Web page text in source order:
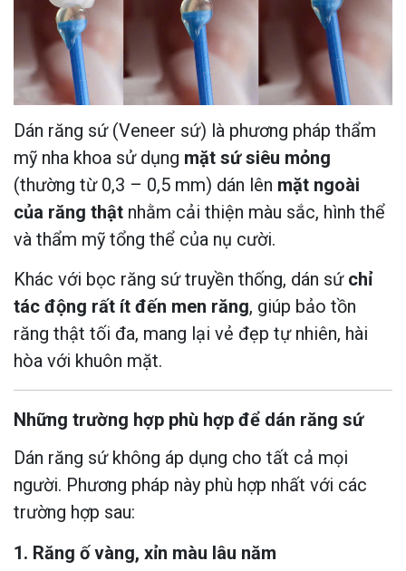
Dán răng sứ (Veneer sứ) là phương pháp thẩm
mỹ nha khoa sử dụng mặt sứ siêu mỏng
(thường từ 0,3 – 0,5 mm) dán lên mặt ngoài
của răng thật nhằm cải thiện màu sắc, hình thể
và thẩm mỹ tổng thể của nụ cười.
Khác với bọc răng sứ truyền thống, dán sứ chỉ
tác động rất ít đến men răng, giúp bảo tồn
răng thật tối đa, mang lại vẻ đẹp tự nhiên, hài
hòa với khuôn mặt.
Những trường hợp phù hợp để dán răng sứ
Dán răng sứ không áp dụng cho tất cả mọi
người. Phương pháp này phù hợp nhất với các
trường hợp sau:
1. Răng ố vàng, xỉn màu lâu năm